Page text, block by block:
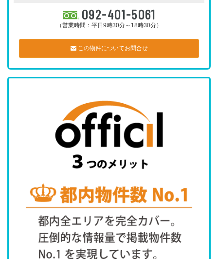
092-401-5061
（営業時間：平日9時30分～18時30分）
この物件についてお問合せ